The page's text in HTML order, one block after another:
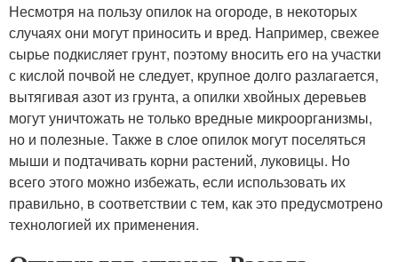
Несмотря на пользу опилок на огороде, в некоторых
случаях они могут приносить и вред. Например, свежее
сырье подкисляет грунт, поэтому вносить его на участки
с кислой почвой не следует, крупное долго разлагается,
вытягивая азот из грунта, а опилки хвойных деревьев
могут уничтожать не только вредные микроорганизмы,
но и полезные. Также в слое опилок могут поселяться
мыши и подтачивать корни растений, луковицы. Но
всего этого можно избежать, если использовать их
правильно, в соответствии с тем, как это предусмотрено
технологией их применения.